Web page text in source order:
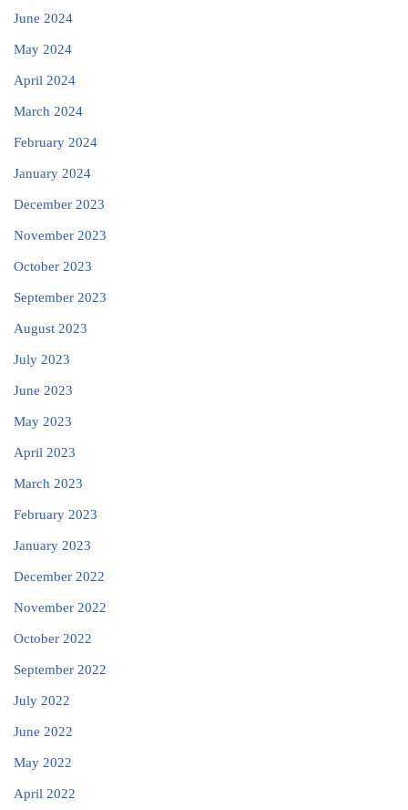
June 2024
May 2024
April 2024
March 2024
February 2024
January 2024
December 2023
November 2023
October 2023
September 2023
August 2023
July 2023
June 2023
May 2023
April 2023
March 2023
February 2023
January 2023
December 2022
November 2022
October 2022
September 2022
July 2022
June 2022
May 2022
April 2022